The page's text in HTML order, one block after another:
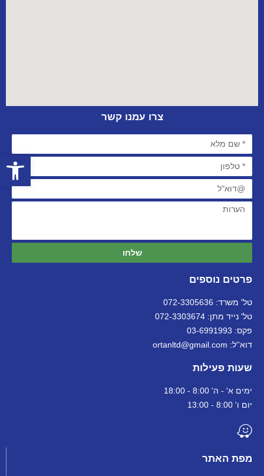
מפת האתר
פרטים נוספים
טל' משרד: 072-3305636
טל' נייד מתן: 072-3303674
פקס: 03-6991993
דוא''ל: ortanltd@gmail.com
שעות פעילות
ימים א' - ה' 8:00 - 18:00
יום ו' 8:00 - 13:00
צרו עמנו קשר
שלחו
פתח